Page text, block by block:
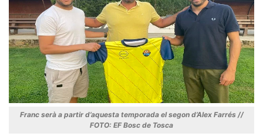
Franc serà a partir d’aquesta temporada el segon d’Alex Farrés //
FOTO: EF Bosc de Tosca